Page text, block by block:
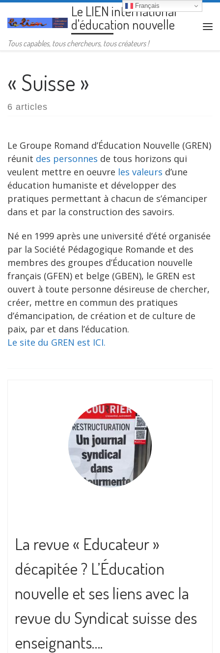
Passer au contenuLe LIEN international
d'éducation nouvelle
Tous capables, tous chercheurs, tous créateurs !
« Suisse »
6 articles
Le Groupe Romand d’Éducation Nouvelle (GREN)
réunit des personnes de tous horizons qui
veulent mettre en oeuvre les valeurs d’une
éducation humaniste et développer des
pratiques permettant à chacun de s’émanciper
dans et par la construction des savoirs.
Né en 1999 après une université d’été organisée
par la Société Pédagogique Romande et des
membres des groupes d’Éducation nouvelle
français (GFEN) et belge (GBEN), le GREN est
ouvert à toute personne désireuse de chercher,
créer, mettre en commun des pratiques
d’émancipation, de création et de culture de
paix, par et dans l’éducation.
Le site du GREN est ICI.
La revue « Educateur »
décapitée ? L’Éducation
nouvelle et ses liens avec la
revue du Syndicat suisse des
enseignants….
Français